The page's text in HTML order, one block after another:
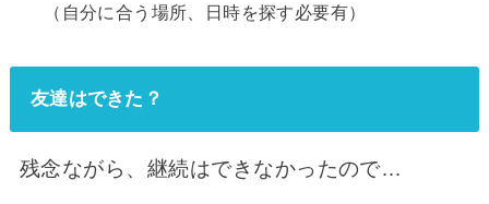
（自分に合う場所、日時を探す必要有）
友達はできた？
残念ながら、継続はできなかったので…